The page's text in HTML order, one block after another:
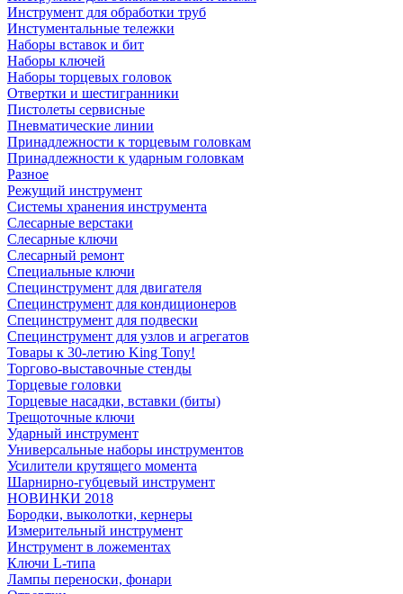
Инструмент для обработки труб
Инстументальные тележки
Наборы вставок и бит
Наборы ключей
Наборы торцевых головок
Отвертки и шестигранники
Пистолеты сервисные
Пневматические линии
Принадлежности к торцевым головкам
Принадлежности к ударным головкам
Разное
Режущий инструмент
Системы хранения инструмента
Слесарные верстаки
Слесарные ключи
Слесарный ремонт
Специальные ключи
Специнструмент для двигателя
Специнструмент для кондиционеров
Специнструмент для подвески
Специнструмент для узлов и агрегатов
Товары к 30-летию King Tony!
Торгово-выставочные стенды
Торцевые головки
Торцевые насадки, вставки (биты)
Трещоточные ключи
Ударный инструмент
Универсальные наборы инструментов
Усилители крутящего момента
Шарнирно-губцевый инструмент
НОВИНКИ 2018
Бородки, выколотки, кернеры
Измерительный инструмент
Инструмент в ложементах
Ключи L-типа
Лампы переноски, фонари